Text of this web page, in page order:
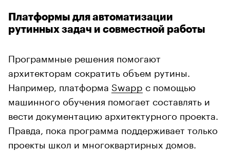
Платформы для автоматизации
рутинных задач и совместной работы
Программные решения помогают
архитекторам сократить объем рутины.
Например, платформа Swapp с помощью
машинного обучения помогает составлять и
вести документацию архитектурного проекта.
Правда, пока программа поддерживает только
проекты школ и многоквартирных домов.